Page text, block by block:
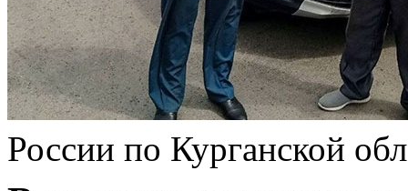
России по Курганской